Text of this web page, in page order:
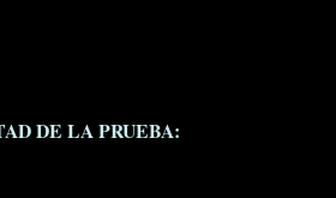
DE LA PRUEBA: